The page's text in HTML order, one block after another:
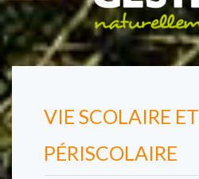
VIE SCOLAIRE ET
PÉRISCOLAIRE